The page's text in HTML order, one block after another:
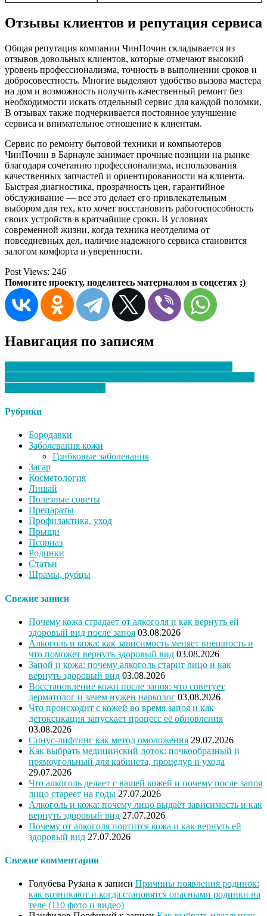
Отзывы клиентов и репутация сервиса
Общая репутация компании ЧинПочин складывается из
отзывов довольных клиентов, которые отмечают высокий
уровень профессионализма, точность в выполнении сроков и
добросовестность. Многие выделяют удобство вызова мастера
на дом и возможность получить качественный ремонт без
необходимости искать отдельный сервис для каждой поломки.
В отзывах также подчеркивается постоянное улучшение
сервиса и внимательное отношение к клиентам.
Сервис по ремонту бытовой техники и компьютеров
ЧинПочин в Барнауле занимает прочные позиции на рынке
благодаря сочетанию профессионализма, использования
качественных запчастей и ориентированности на клиента.
Быстрая диагностика, прозрачность цен, гарантийное
обслуживание — все это делает его привлекательным
выбором для тех, кто хочет восстановить работоспособность
своих устройств в кратчайшие сроки. В условиях
современной жизни, когда техника неотделима от
повседневных дел, наличие надежного сервиса становится
залогом комфорта и уверенности.
Post Views: 246
Помогите проекту, поделитесь материалом в соцсетях ;)
Навигация по записям
Рубрики
Бородавки
Заболевания кожи
Грибковые заболевания
Загар
Косметология
Лишай
Полезные советы
Препараты
Профилактика, уход
Прыщи
Псориаз
Родинки
Статьи
Шрамы, рубцы
Свежие записи
Почему кожа страдает от алкоголя и как вернуть ей
здоровый вид после запоя 03.08.2026
Алкоголь и кожа: как зависимость меняет внешность и
что поможет вернуть здоровый вид 03.08.2026
Запой и кожа: почему алкоголь старит лицо и как
вернуть здоровый вид 03.08.2026
Восстановление кожи после запоя: что советует
дерматолог и зачем нужен нарколог 03.08.2026
Что происходит с кожей во время запоя и как
детоксикация запускает процесс её обновления
03.08.2026
Синус-лифтинг как метод омоложения 29.07.2026
Как выбрать медицинский лоток: почкообразный и
прямоугольный для кабинета, процедур и ухода
29.07.2026
Что алкоголь делает с вашей кожей и почему после запоя
лицо стареет на годы 27.07.2026
Алкоголь и кожа: почему лицо выдаёт зависимость и как
вернуть здоровый вид 27.07.2026
Почему от алкоголя портится кожа и как вернуть ей
здоровый вид 27.07.2026
Свежие комментарии
Голубева Рузана к записи Причины появления родинок:
как возникают и когда становятся опасными родинки на
теле (110 фото и видео)